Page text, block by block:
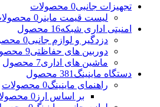
تجهیزات جانبی0 محصولات
لیست قیمت ماینر 0 محصولات
امنیتی اداری شبکه16 محصول
دزدگیر و لوازم جانبی0 محصولات
دوربین های حفاظتی9 محصول
ماشین های اداری7 محصول
دستگاه ماینینگ 381 محصول
راهنمای ماینینگ0 محصولات
بر اساس ارز 0 محصولات